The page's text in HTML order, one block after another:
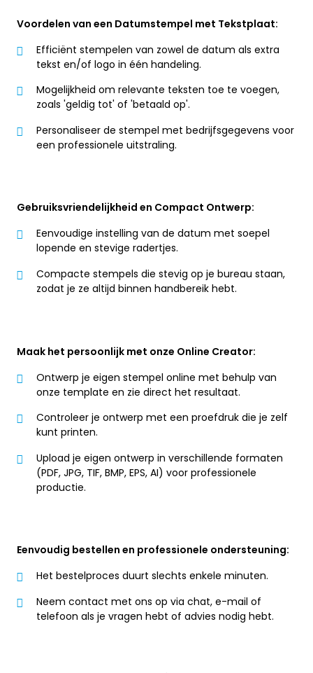
Voordelen van een Datumstempel met Tekstplaat:
Efficiënt stempelen van zowel de datum als extra
tekst en/of logo in één handeling.
Mogelijkheid om relevante teksten toe te voegen,
zoals 'geldig tot' of 'betaald op'.
Personaliseer de stempel met bedrijfsgegevens voor
een professionele uitstraling.
Gebruiksvriendelijkheid en Compact Ontwerp:
Eenvoudige instelling van de datum met soepel
lopende en stevige radertjes.
Compacte stempels die stevig op je bureau staan,
zodat je ze altijd binnen handbereik hebt.
Maak het persoonlijk met onze Online Creator:
Ontwerp je eigen stempel online met behulp van
onze template en zie direct het resultaat.
Controleer je ontwerp met een proefdruk die je zelf
kunt printen.
Upload je eigen ontwerp in verschillende formaten
(PDF, JPG, TIF, BMP, EPS, AI) voor professionele
productie.
Eenvoudig bestellen en professionele ondersteuning:
Het bestelproces duurt slechts enkele minuten.
Neem contact met ons op via chat, e-mail of
telefoon als je vragen hebt of advies nodig hebt.